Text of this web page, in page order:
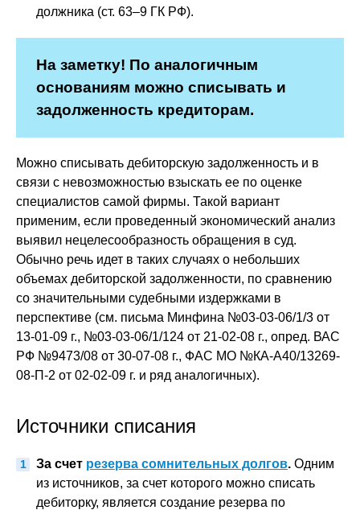
должника (ст. 63–9 ГК РФ).
На заметку! По аналогичным
основаниям можно списывать и
задолженность кредиторам.
Можно списывать дебиторскую задолженность и в
связи с невозможностью взыскать ее по оценке
специалистов самой фирмы. Такой вариант
применим, если проведенный экономический анализ
выявил нецелесообразность обращения в суд.
Обычно речь идет в таких случаях о небольших
объемах дебиторской задолженности, по сравнению
со значительными судебными издержками в
перспективе (см. письма Минфина №03-03-06/1/3 от
13-01-09 г., №03-03-06/1/124 от 21-02-08 г., опред. ВАС
РФ №9473/08 от 30-07-08 г., ФАС МО №КА-А40/13269-
08-П-2 от 02-02-09 г. и ряд аналогичных).
Источники списания
За счет резерва сомнительных долгов. Одним
из источников, за счет которого можно списать
дебиторку, является создание резерва по